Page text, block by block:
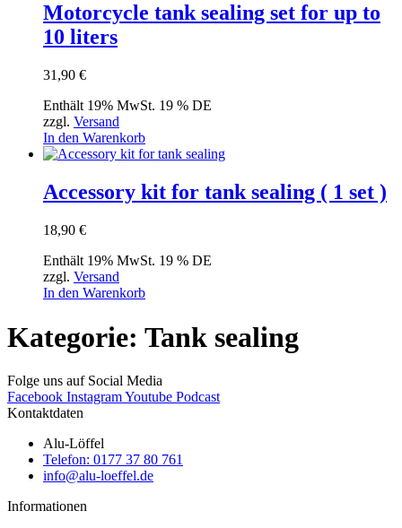
Motorcycle tank sealing set for up to
10 liters
31,90 €
Enthält 19% MwSt. 19 % DE
zzgl. Versand
In den Warenkorb
Accessory kit for tank sealing ( 1 set )
18,90 €
Enthält 19% MwSt. 19 % DE
zzgl. Versand
In den Warenkorb
Kategorie: Tank sealing
Folge uns auf Social Media
Facebook InstagramYoutube Podcast
Kontaktdaten
Alu-Löffel
Telefon: 0177 37 80 761
info@alu-loeffel.de
Informationen